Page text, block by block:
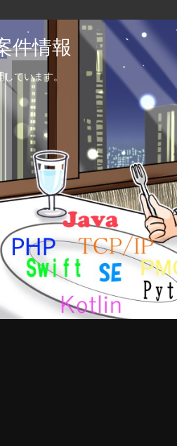
件情報
ています。